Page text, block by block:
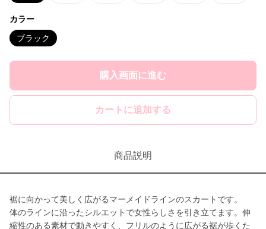
カラー
ブラック
購入画面に進む
カートに追加する
商品説明
裾に向かって美しく広がるマーメイドラインのスカートです。
体のラインに沿ったシルエットで女性らしさを引き立てます。伸
縮性のある素材で動きやすく、フリルのように広がる裾が歩くた